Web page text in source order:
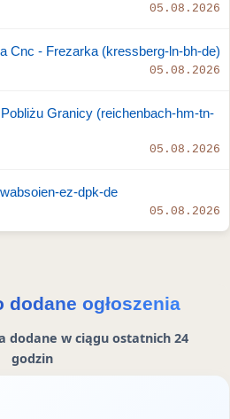
05.08.2026
Cnc - Frezarka (kressberg-ln-bh-de)
05.08.2026
Granicy (reichenbach-hm-tn-
05.08.2026
ez-dpk-de
05.08.2026
dodane ogłoszenia
dodane w ciągu ostatnich 24
godzin